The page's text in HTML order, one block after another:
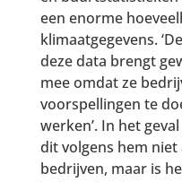
een enorme
klimaatgegevens.
deze data brengt
mee omdat ze
voorspellingen te
werken’. In het
dit volgens hem
bedrijven, maar is